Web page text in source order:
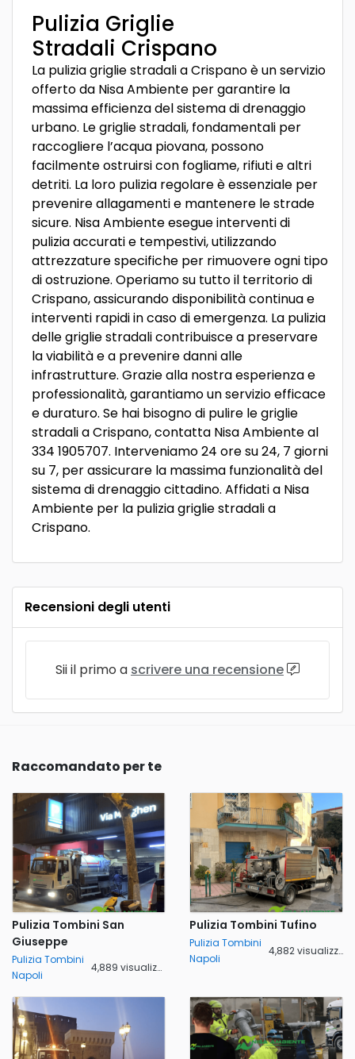
Pulizia Griglie
Stradali Crispano
La pulizia griglie stradali a Crispano è un servizio
offerto da Nisa Ambiente per garantire la
massima efficienza del sistema di drenaggio
urbano. Le griglie stradali, fondamentali per
raccogliere l’acqua piovana, possono
facilmente ostruirsi con fogliame, rifiuti e altri
detriti. La loro pulizia regolare è essenziale per
prevenire allagamenti e mantenere le strade
sicure. Nisa Ambiente esegue interventi di
pulizia accurati e tempestivi, utilizzando
attrezzature specifiche per rimuovere ogni tipo
di ostruzione. Operiamo su tutto il territorio di
Crispano, assicurando disponibilità continua e
interventi rapidi in caso di emergenza. La pulizia
delle griglie stradali contribuisce a preservare
la viabilità e a prevenire danni alle
infrastrutture. Grazie alla nostra esperienza e
professionalità, garantiamo un servizio efficace
e duraturo. Se hai bisogno di pulire le griglie
stradali a Crispano, contatta Nisa Ambiente al
334 1905707. Interveniamo 24 ore su 24, 7 giorni
su 7, per assicurare la massima funzionalità del
sistema di drenaggio cittadino. Affidati a Nisa
Ambiente per la pulizia griglie stradali a
Crispano.
Recensioni degli utenti
Sii il primo a scrivere una recensione
Raccomandato per te
Pulizia Tombini San
Giuseppe
Pulizia Tombini
Napoli
4,889 visualizzazioni
Pulizia Tombini Tufino
Pulizia Tombini
Napoli
4,882 visualizzazioni